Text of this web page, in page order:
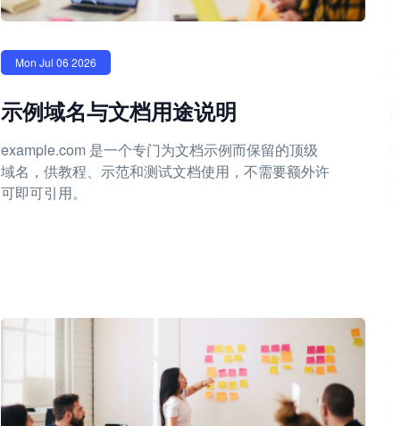
Mon Jul 06 2026
示例域名与文档用途说明
example.com 是一个专门为文档示例而保留的顶级
域名，供教程、示范和测试文档使用，不需要额外许
可即可引用。